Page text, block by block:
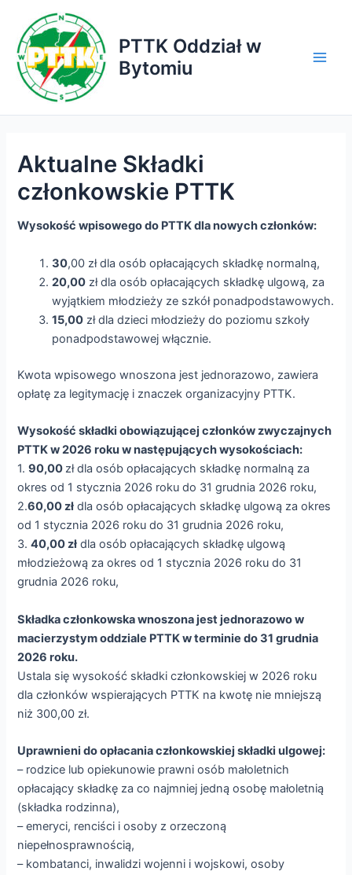
treści
PTTK Oddział w
Bytomiu
Aktualne Składki
członkowskie PTTK
Wysokość wpisowego do PTTK dla nowych członków:
30,00 zł dla osób opłacających składkę normalną,
20,00 zł dla osób opłacających składkę ulgową, za
wyjątkiem młodzieży ze szkół ponadpodstawowych.
15,00 zł dla dzieci młodzieży do poziomu szkoły
ponadpodstawowej włącznie.
Kwota wpisowego wnoszona jest jednorazowo, zawiera
opłatę za legitymację i znaczek organizacyjny PTTK.
Wysokość składki obowiązującej członków zwyczajnych
PTTK w 2026 roku w następujących wysokościach:
1.90,00zł dla osób opłacających składkę normalną za
okres od 1 stycznia 2026 roku do 31 grudnia 2026 roku,
2.60,00 zł dla osób opłacających składkę ulgową za okres
od 1 stycznia 2026 roku do 31 grudnia 2026 roku,
3.40,00 zł dla osób opłacających składkę ulgową
młodzieżową za okres od 1 stycznia 2026 roku do 31
grudnia 2026 roku,
Składka członkowska wnoszona jest jednorazowo w
macierzystym oddziale PTTK w terminie do 31 grudnia
2026 roku.
Ustala się wysokość składki członkowskiej w 2026 roku
dla członków wspierających PTTK na kwotę nie mniejszą
niż 300,00 zł.
Uprawnieni do opłacania członkowskiej składki ulgowej:
– rodzice lub opiekunowie prawni osób małoletnich
opłacający składkę za co najmniej jedną osobę małoletnią
(składka rodzinna),
– emeryci, renciści i osoby z orzeczoną
niepełnosprawnością,
– kombatanci, inwalidzi wojenni i wojskowi, osoby